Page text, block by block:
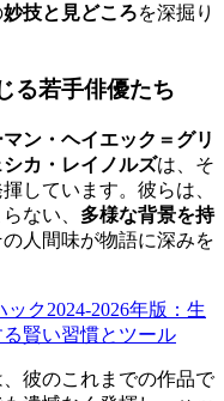
妙技と見どころを深掘り
る若手俳優たち
マン・ヘイエック＝グリ
カ・レイノルズは、そ
しています。彼らは、
ない、 多様な背景を持
人間味が物語に深みを
ク2024-2026年版：生
賢い習慣とツール
彼のこれまでの作品で